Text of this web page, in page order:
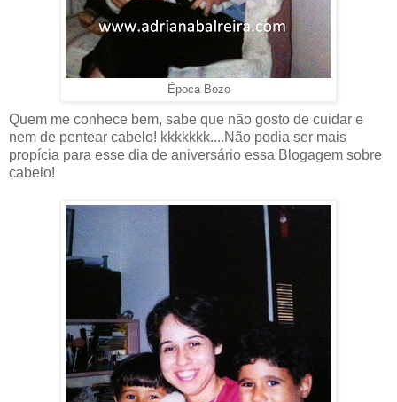
Época Bozo
Quem me conhece bem, sabe que não gosto de cuidar e
nem de pentear cabelo! kkkkkkk....Não podia ser mais
propícia para esse dia de aniversário essa Blogagem sobre
cabelo!